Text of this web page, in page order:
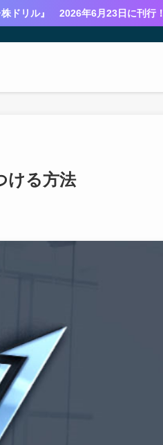
株ドリル』 2026年6月23日に刊行！
ける方法